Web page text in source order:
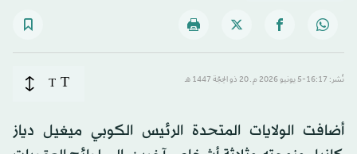
نُشر: 16:17-5 يونيو 2026 م ـ 20 ذو الحِجّة 1447 هـ T
T
أضافت الولايات المتحدة الرئيس الكوبي ميغيل دياز